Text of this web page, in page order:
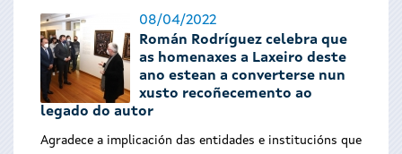
08/04/2022
Román Rodríguez celebra que
as homenaxes a Laxeiro deste
ano estean a converterse nun
xusto recoñecemento ao
legado do autor
Agradece a implicación das entidades e institucións que